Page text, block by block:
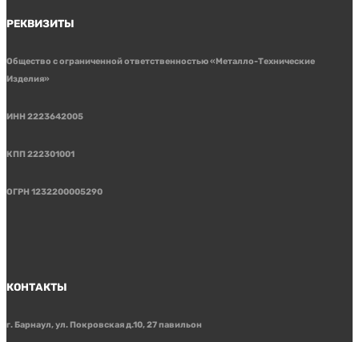
РЕКВИЗИТЫ
Общество с ограниченной ответственностью «Металло-Технические
Изделия»
ИНН 2223642005
КПП 222301001
ОГРН 1232200005290
КОНТАКТЫ
г. Барнаул, ул. Покровская д.10, 27 павильон